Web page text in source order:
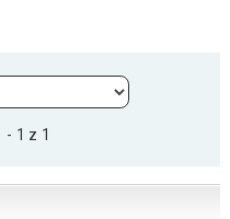
1 z 1